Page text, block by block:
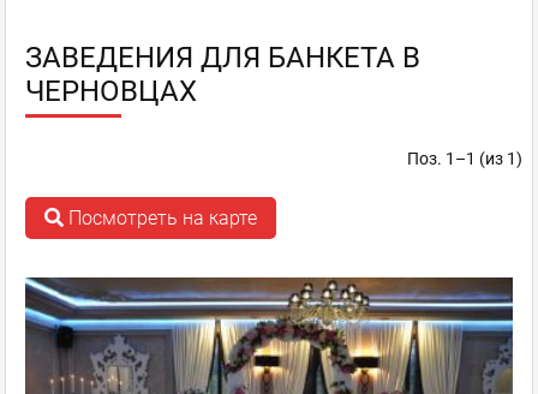
ЗАВЕДЕНИЯ ДЛЯ БАНКЕТА В
ЧЕРНОВЦАХ
Поз. 1–1 (из 1)
Посмотреть на карте